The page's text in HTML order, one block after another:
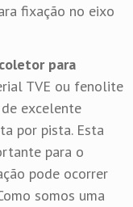
fixação no eixo
para
TVE ou fenolite
excelente
por pista. Esta
para o
pode ocorrer
somos uma